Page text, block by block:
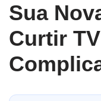
Sua
Curtir